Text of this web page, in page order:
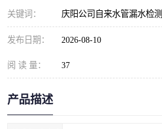
关键词： 庆阳公司自来水管漏水检测
发布日期： 2026-08-10
阅 读 量： 37
产品描述